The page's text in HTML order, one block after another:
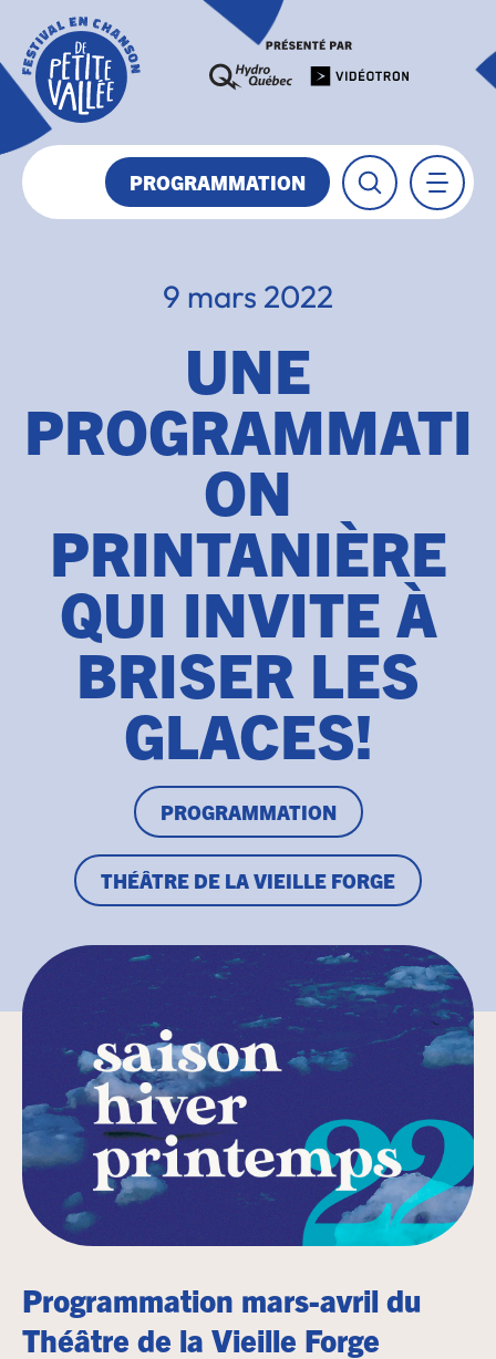
PROGRAMMATION
9 mars 2022
UNE
PROGRAMMATI
ON
PRINTANIÈRE
QUI INVITE À
BRISER LES
GLACES!
PROGRAMMATION
THÉÂTRE DE LA VIEILLE FORGE
Programmation mars-avril du
Théâtre de la Vieille Forge